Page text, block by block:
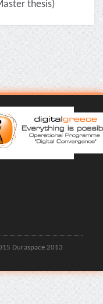
thesis)
Duraspace 2013